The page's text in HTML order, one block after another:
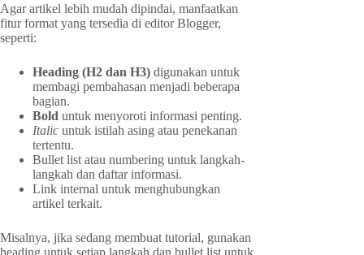
Agar artikel lebih mudah dipindai, manfaatkan
fitur format yang tersedia di editor Blogger,
seperti:
Heading (H2 dan H3) digunakan untuk
membagi pembahasan menjadi beberapa
bagian.
Bold untuk menyoroti informasi penting.
Italic untuk istilah asing atau penekanan
tertentu.
Bullet list atau numbering untuk langkah-
langkah dan daftar informasi.
Link internal untuk menghubungkan
artikel terkait.
Misalnya, jika sedang membuat tutorial, gunakan
heading untuk setiap langkah dan bullet list untuk